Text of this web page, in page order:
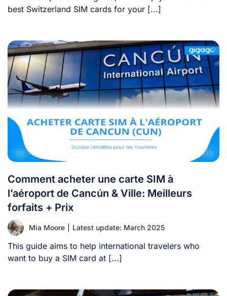
best Switzerland SIM cards for your [...]
Comment acheter une carte SIM à
l’aéroport de Cancún & Ville: Meilleurs
forfaits + Prix
Mia Moore Latest update: March 2025
This guide aims to help international travelers who
want to buy a SIM card at [...]